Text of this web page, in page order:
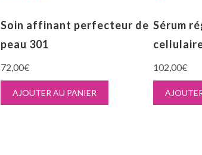
Soin affinant perfecteur de
peau 301
72,00€
AJOUTER AU PANIER
Sérum
102,00€